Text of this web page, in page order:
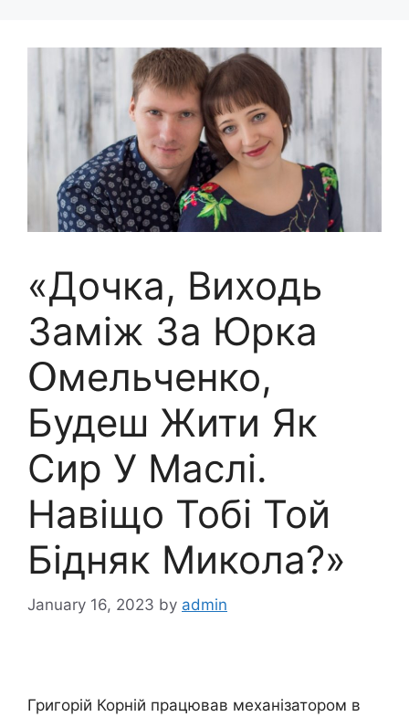
«Дочка, Виходь
Заміж За Юрка
Օмельченко,
Будеш Жити Як
Сир У Маслі.
Навіщо Тобі Той
Бідняк Микола?»
January 16, 2023 by admin
Григорій Корній працював механізатором в